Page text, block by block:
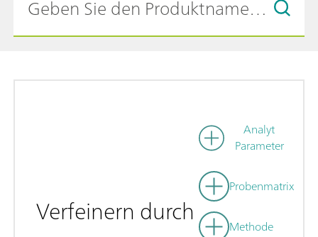
Verfeinern durch
Analyt
Parameter
Probenmatrix
Methode